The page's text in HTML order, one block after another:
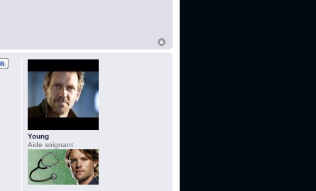
Young
Aide soignant